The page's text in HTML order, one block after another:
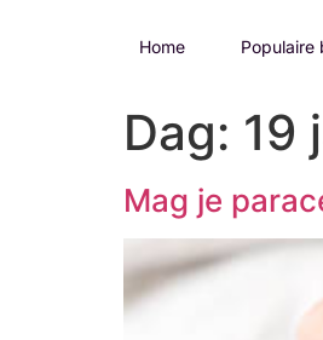
Home Populaire
Dag: 19
Mag je